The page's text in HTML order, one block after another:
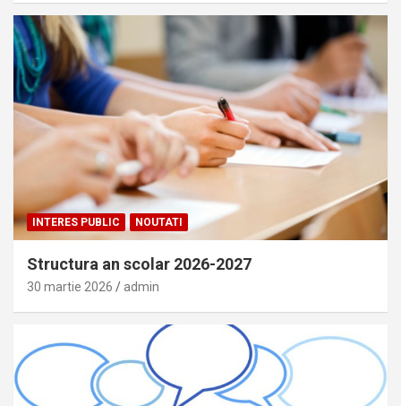
INTERES PUBLIC NOUTATI
Structura an scolar 2026-2027
30 martie 2026 admin